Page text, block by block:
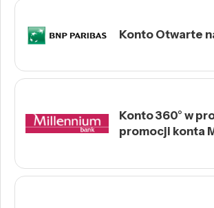
Konto Otwarte
Konto 360° w
promocji konta